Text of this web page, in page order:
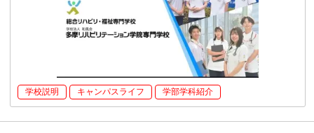
学校説明 キャンパスライフ 学部学科紹介